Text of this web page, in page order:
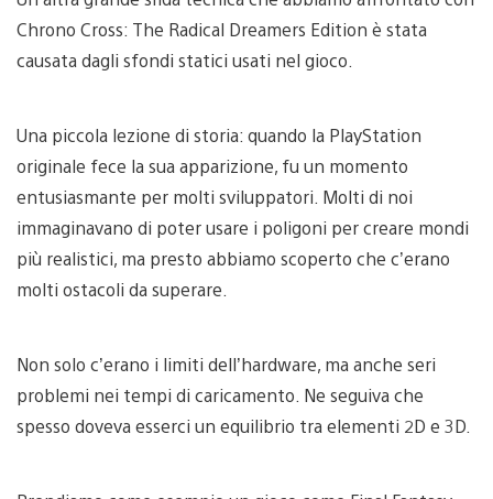
Chrono Cross: The Radical Dreamers Edition è stata
causata dagli sfondi statici usati nel gioco.
Una piccola lezione di storia: quando la PlayStation
originale fece la sua apparizione, fu un momento
entusiasmante per molti sviluppatori. Molti di noi
immaginavano di poter usare i poligoni per creare mondi
più realistici, ma presto abbiamo scoperto che c’erano
molti ostacoli da superare.
Non solo c’erano i limiti dell’hardware, ma anche seri
problemi nei tempi di caricamento. Ne seguiva che
spesso doveva esserci un equilibrio tra elementi 2D e 3D.